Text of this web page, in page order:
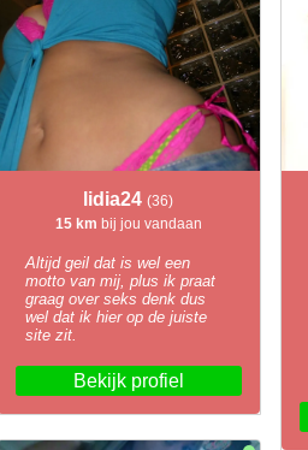
lidia24(36)
15 km bij jou vandaan
Altijd geil dat is wel een
motto van mij, plus ik praat
graag over seks denk dus
wel dat ik hier op de juiste
site zit.
Bekijk profiel